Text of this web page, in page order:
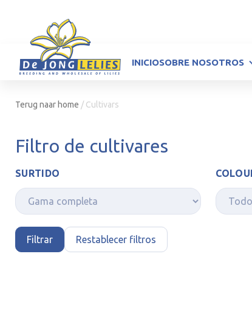
INICIOSOBRE NOSOTROS
Terug naar home / Cultivars
Filtro de cultivares
SURTIDO
Filtrar Restablecer filtros